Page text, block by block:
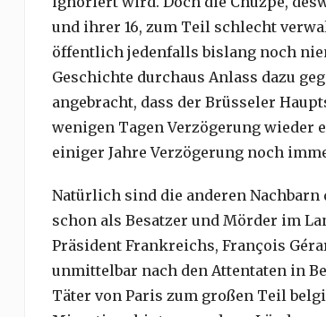
und ihrer 16, zum Teil schlecht
öffentlich jedenfalls bislang noch
Geschichte durchaus Anlass dazu
angebracht, dass der Brüsseler
wenigen Tagen Verzögerung wieder
einiger Jahre Verzögerung noch
Natürlich sind die anderen
schon als Besatzer und Mörder im
Präsident Frankreichs, François
unmittelbar nach den Attentaten in
Täter von Paris zum großen Teil